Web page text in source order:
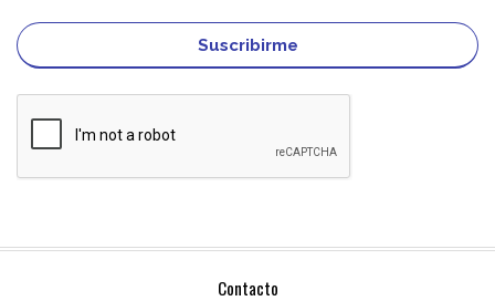
Suscribirme
Contacto